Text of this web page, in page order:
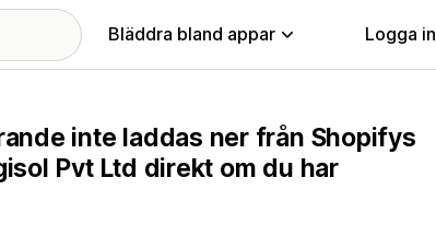
Bläddra bland appar Logga in
inte laddas ner från Shopifys
Pvt Ltd direkt om du har